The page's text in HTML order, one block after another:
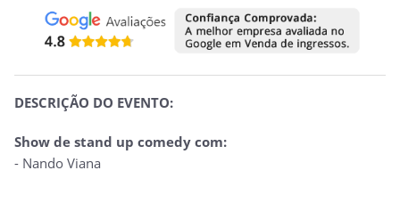
DESCRIÇÃO DO EVENTO:
Show de stand up comedy com:
- Nando Viana